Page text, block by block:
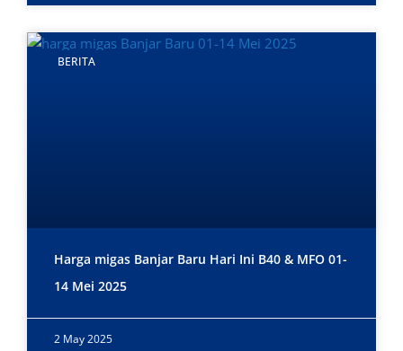
BERITA
Harga migas Banjar Baru Hari Ini B40 & MFO 01-
14 Mei 2025
2 May 2025